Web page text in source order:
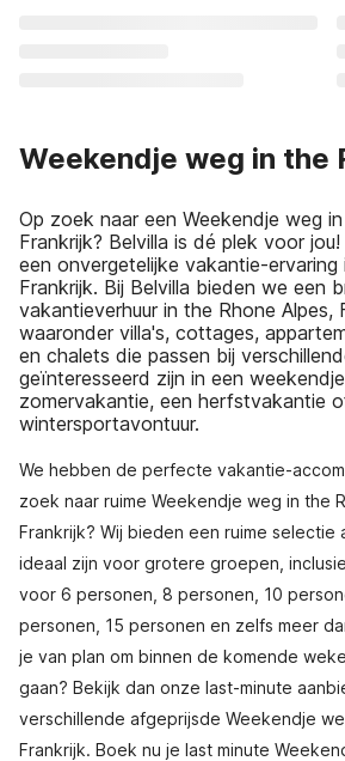
Weekendje weg in the
Op zoek naar een Weekendje weg
Frankrijk? Belvilla is dé plek voor
een onvergetelijke vakantie-ervaring
Frankrijk. Bij Belvilla bieden we een
vakantieverhuur in the Rhone Alpes,
waaronder villa's, cottages,
en chalets die passen bij
geïnteresseerd zijn in een
zomervakantie, een herfstvakantie
wintersportavontuur.
We hebben de perfecte vakantie-
zoek naar ruime Weekendje weg in the
Frankrijk? Wij bieden een ruime selectie
ideaal zijn voor grotere groepen,
voor 6 personen, 8 personen, 10
personen, 15 personen en zelfs meer
je van plan om binnen de komende
gaan? Bekijk dan onze last-minute
verschillende afgeprijsde Weekendje
Frankrijk. Boek nu je last minute